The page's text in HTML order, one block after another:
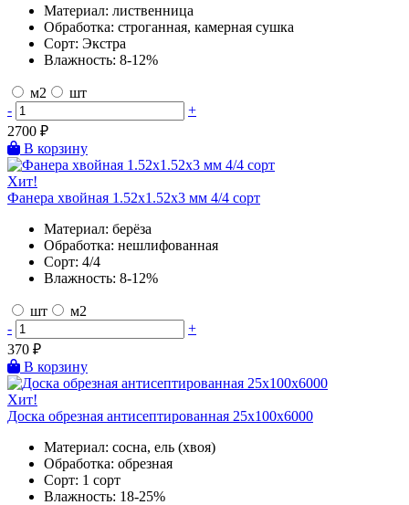
Материал: лиственница
Обработка: строганная, камерная сушка
Сорт: Экстра
Влажность: 8-12%
м2
шт
-
+
2700 ₽
В корзину
Хит!
Фанера хвойная 1.52х1.52х3 мм 4/4 сорт
Материал: берёза
Обработка: нешлифованная
Сорт: 4/4
Влажность: 8-12%
шт
м2
-
+
370 ₽
В корзину
Хит!
Доска обрезная антисептированная 25х100х6000
Материал: сосна, ель (хвоя)
Обработка: обрезная
Сорт: 1 сорт
Влажность: 18-25%